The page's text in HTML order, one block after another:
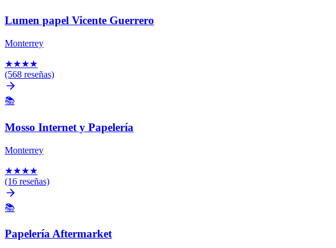
Lumen papel Vicente Guerrero
Monterrey
★★★★
(568 reseñas)
📚
Mosso Internet y Papelería
Monterrey
★★★★
(16 reseñas)
📚
Papelería Aftermarket